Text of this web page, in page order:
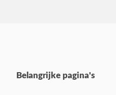
Belangrijke pagina's